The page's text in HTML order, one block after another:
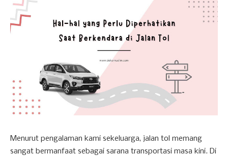
Menurut pengalaman kami sekeluarga, jalan tol memang
sangat bermanfaat sebagai sarana transportasi masa kini. Di